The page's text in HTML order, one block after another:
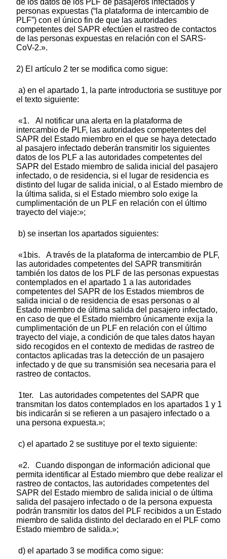
personas expuestas (“la plataforma de intercambio de
PLF”) con el único fin de que las autoridades
competentes del SAPR efectúen el rastreo de contactos
de las personas expuestas en relación con el SARS-
CoV-2.».
2) El artículo 2 ter se modifica como sigue:
a) en el apartado 1, la parte introductoria se sustituye por
el texto siguiente:
«1. Al notificar una alerta en la plataforma de
intercambio de PLF, las autoridades competentes del
SAPR del Estado miembro en el que se haya detectado
al pasajero infectado deberán transmitir los siguientes
datos de los PLF a las autoridades competentes del
SAPR del Estado miembro de salida inicial del pasajero
infectado, o de residencia, si el lugar de residencia es
distinto del lugar de salida inicial, o al Estado miembro de
la última salida, si el Estado miembro solo exige la
cumplimentación de un PLF en relación con el último
trayecto del viaje:»;
b) se insertan los apartados siguientes:
«1bis. A través de la plataforma de intercambio de PLF,
las autoridades competentes del SAPR transmitirán
también los datos de los PLF de las personas expuestas
contemplados en el apartado 1 a las autoridades
competentes del SAPR de los Estados miembros de
salida inicial o de residencia de esas personas o al
Estado miembro de última salida del pasajero infectado,
en caso de que el Estado miembro únicamente exija la
cumplimentación de un PLF en relación con el último
trayecto del viaje, a condición de que tales datos hayan
sido recogidos en el contexto de medidas de rastreo de
contactos aplicadas tras la detección de un pasajero
infectado y de que su transmisión sea necesaria para el
rastreo de contactos.
1ter. Las autoridades competentes del SAPR que
transmitan los datos contemplados en los apartados 1 y 1
bis indicarán si se refieren a un pasajero infectado o a
una persona expuesta.»;
c) el apartado 2 se sustituye por el texto siguiente:
«2. Cuando dispongan de información adicional que
permita identificar al Estado miembro que debe realizar el
rastreo de contactos, las autoridades competentes del
SAPR del Estado miembro de salida inicial o de última
salida del pasajero infectado o de la persona expuesta
podrán transmitir los datos del PLF recibidos a un Estado
miembro de salida distinto del declarado en el PLF como
Estado miembro de salida.»;
d) el apartado 3 se modifica como sigue: